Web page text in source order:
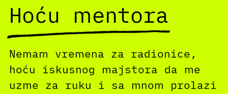
Hoću mentora
Nemam vremena za radionice,
hoću iskusnog majstora da me
uzme za ruku i sa mnom prolazi